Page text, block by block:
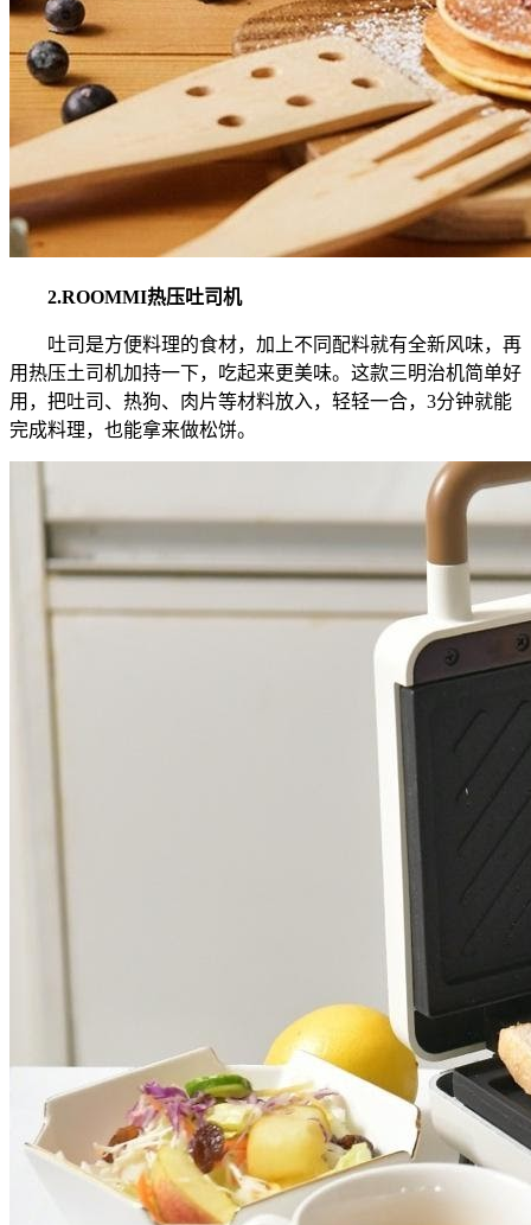
2.ROOMMI热压吐司机
吐司是方便料理的食材，加上不同配料就有全新风味，再
用热压土司机加持一下，吃起来更美味。这款三明治机简单好
用，把吐司、热狗、肉片等材料放入，轻轻一合，3分钟就能
完成料理，也能拿来做松饼。